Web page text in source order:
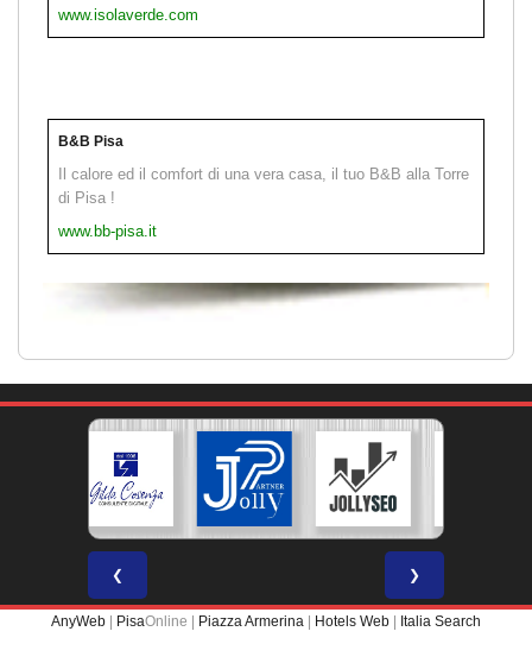
www.isolaverde.com
B&B Pisa
Il calore ed il comfort di una vera casa, il tuo B&B alla Torre
di Pisa !
www.bb-pisa.it
❮ ❯
AnyWeb PisaOnline | Piazza Armerina Hotels Web Italia Search